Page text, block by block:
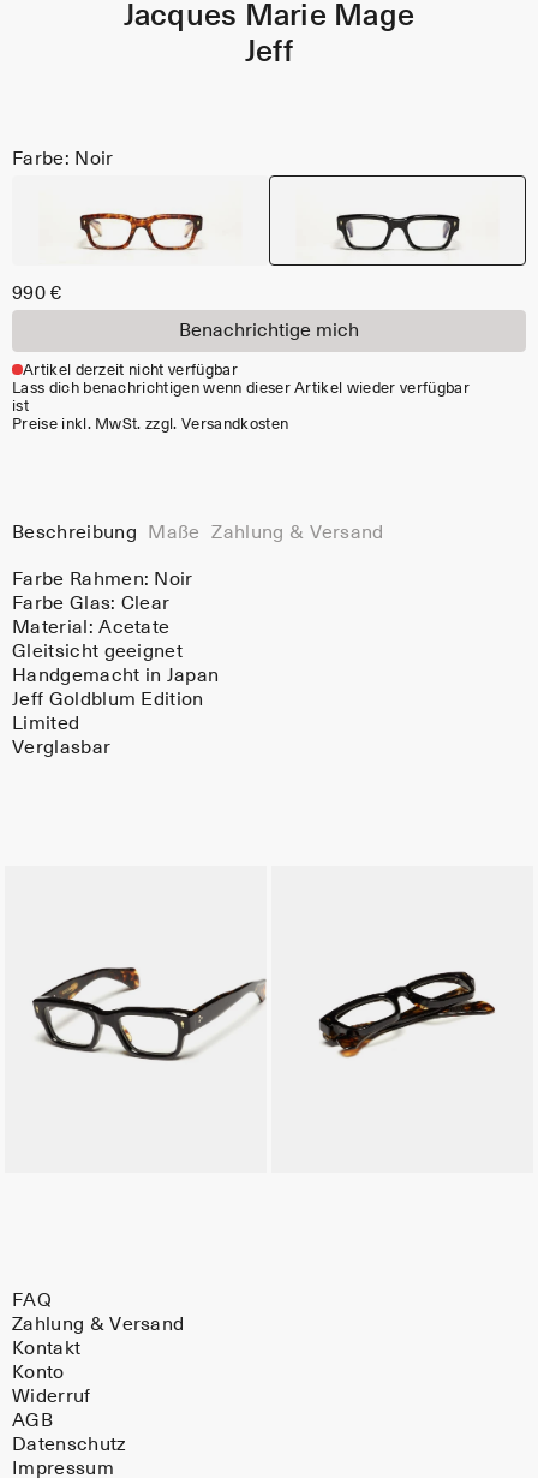
Jacques Marie Mage
Jeff
Farbe: Noir
990 €
Benachrichtige mich
Artikel derzeit nicht verfügbar
Lass dich benachrichtigen wenn dieser Artikel wieder verfügbar
ist
Preise inkl. MwSt. zzgl. Versandkosten
Beschreibung Maße Zahlung & Versand
Farbe Rahmen: Noir
Farbe Glas: Clear
Material:Acetate
Gleitsicht geeignet
Handgemacht in Japan
Jeff Goldblum Edition
Limited
Verglasbar
FAQ
Zahlung & Versand
Kontakt
Konto
Widerruf
AGB
Datenschutz
Impressum